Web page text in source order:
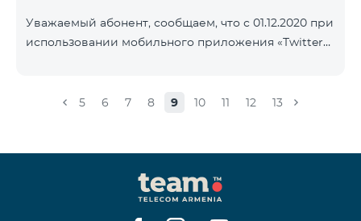
Уважаемый абонент, сообщаем, что с 01.12.2020 при
использовании мобильного приложения «Twitter»
Интернета, то тарификация будет осуществляться
согласно условиям вашего тарифного плана.
5 6 7 8 9 10 11 12 13